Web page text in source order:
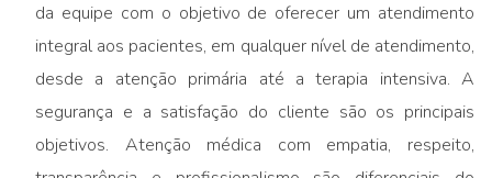
da equipe com o objetivo de oferecer um atendimento
integral aos pacientes, em qualquer nível de atendimento,
desde a atenção primária até a terapia intensiva. A
segurança e a satisfação do cliente são os principais
objetivos. Atenção médica com empatia, respeito,